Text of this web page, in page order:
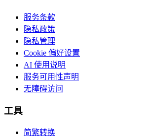
服务条款
隐私政策
隐私管理
Cookie 偏好设置
AI 使用说明
服务可用性声明
无障碍访问
工具
简繁转换